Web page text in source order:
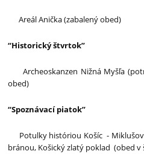
Areál Anička (zabalený obed)
“Historický štvrtok”
Archeoskanzen Nižná Myšľa
obed)
“Spoznávací piatok”
Potulky históriou Košíc -
bránou, Košický zlatý poklad (obed v